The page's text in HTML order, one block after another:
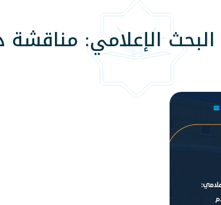
الإعلامي: مناقشة